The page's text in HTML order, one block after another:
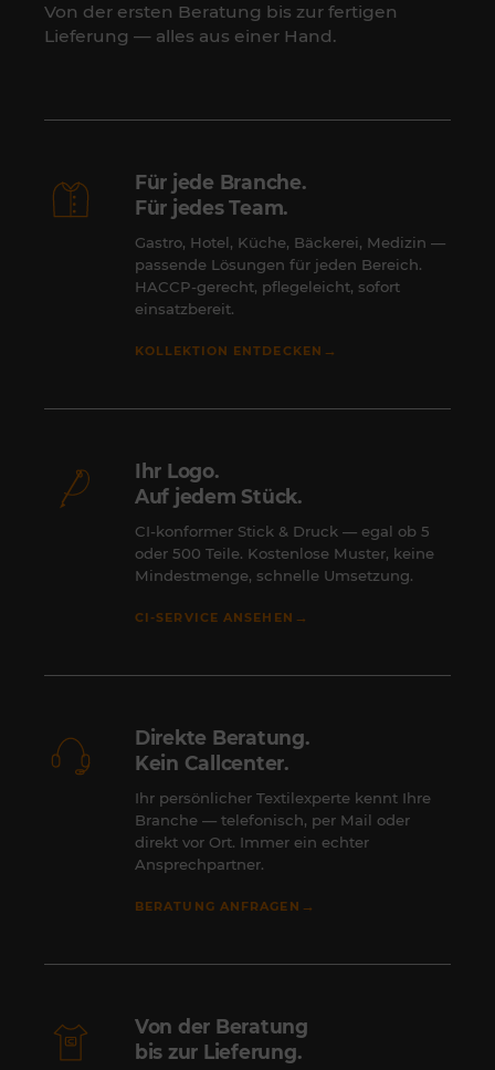
Von der ersten Beratung bis zur fertigen
Lieferung — alles aus einer Hand.
Für jede Branche.
Für jedes Team.
Gastro, Hotel, Küche, Bäckerei, Medizin —
passende Lösungen für jeden Bereich.
HACCP-gerecht, pflegeleicht, sofort
einsatzbereit.
KOLLEKTION ENTDECKEN →
Ihr Logo.
Auf jedem Stück.
CI-konformer Stick & Druck — egal ob 5
oder 500 Teile. Kostenlose Muster, keine
Mindestmenge, schnelle Umsetzung.
CI-SERVICE ANSEHEN →
Direkte Beratung.
Kein Callcenter.
Ihr persönlicher Textilexperte kennt Ihre
Branche — telefonisch, per Mail oder
direkt vor Ort. Immer ein echter
Ansprechpartner.
BERATUNG ANFRAGEN →
Von der Beratung
bis zur Lieferung.